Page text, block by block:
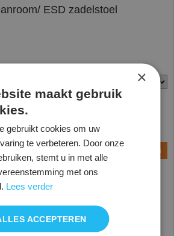
ESD zadelstoel
een offerte aan Vraag een monster aan
×
maakt gebruik
gebruikt cookies om uw
te verbeteren. Door onze
stemt u in met alle
met ons
Lees verder
ACCEPTEREN